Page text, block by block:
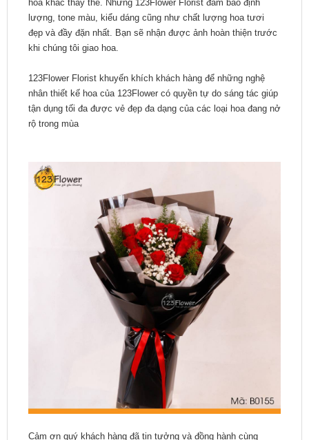
hoa khác thay thế. Nhưng 123Flower Florist đảm bảo định
lượng, tone màu, kiểu dáng cũng như chất lượng hoa tươi
đẹp và đầy đặn nhất. Bạn sẽ nhận được ảnh hoàn thiện trước
khi chúng tôi giao hoa.
123Flower Florist khuyến khích khách hàng để những nghệ
nhân thiết kế hoa của 123Flower có quyền tự do sáng tác giúp
tận dụng tối đa được vẻ đẹp đa dạng của các loại hoa đang nở
rộ trong mùa
Cảm ơn quý khách hàng đã tin tưởng và đồng hành cùng